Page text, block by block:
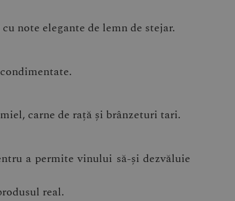
note elegante de lemn de stejar.
carne de rață și brânzeturi tari.
a permite vinului să-și dezvăluie
real.